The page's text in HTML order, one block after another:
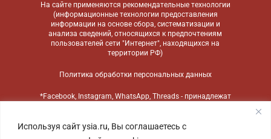
Используя сайт ysia.ru, Вы соглашаетесь с
На сайте применяются рекомендательные технологии
(информационные технологии предоставления
информации на основе сбора, систематизации и
анализа сведений, относящихся к предпочтениям
пользователей сети "Интернет", находящихся на
территории РФ)
Политика обработки персональных данных
*Facebook, Instagram, WhatsApp, Threads - принадлежат